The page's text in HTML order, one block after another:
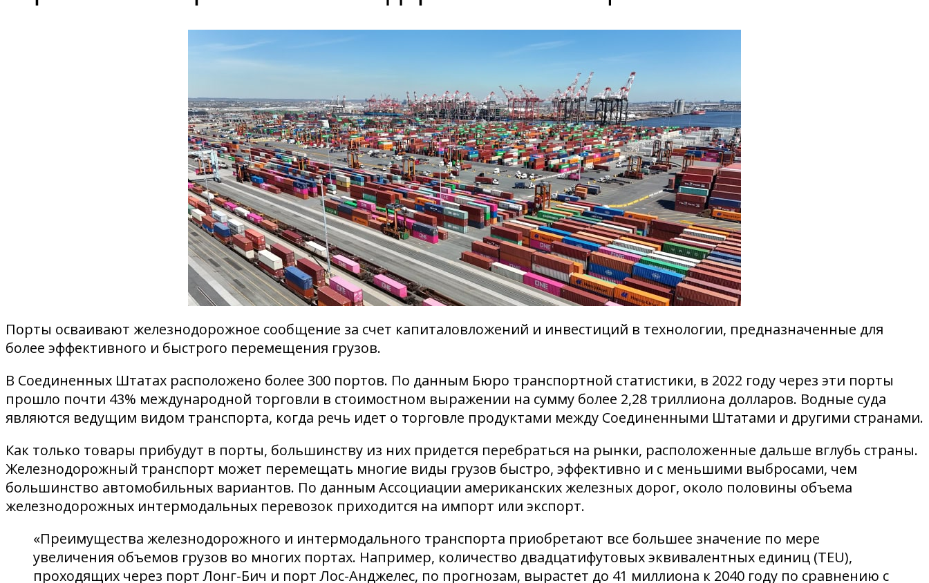
Порты осваивают железнодорожное сообщение за счет капиталовложений и инвестиций в технологии, предназначенные для
более эффективного и быстрого перемещения грузов.
В Соединенных Штатах расположено более 300 портов. По данным Бюро транспортной статистики, в 2022 году через эти порты
прошло почти 43% международной торговли в стоимостном выражении на сумму более 2,28 триллиона долларов. Водные суда
являются ведущим видом транспорта, когда речь идет о торговле продуктами между Соединенными Штатами и другими странами.
Как только товары прибудут в порты, большинству из них придется перебраться на рынки, расположенные дальше вглубь страны.
Железнодорожный транспорт может перемещать многие виды грузов быстро, эффективно и с меньшими выбросами, чем
большинство автомобильных вариантов. По данным Ассоциации американских железных дорог, около половины объема
железнодорожных интермодальных перевозок приходится на импорт или экспорт.
«Преимущества железнодорожного и интермодального транспорта приобретают все большее значение по мере
увеличения объемов грузов во многих портах. Например, количество двадцатифутовых эквивалентных единиц (TEU),
проходящих через порт Лонг-Бич и порт Лос-Анджелес, по прогнозам, вырастет до 41 миллиона к 2040 году по сравнению с